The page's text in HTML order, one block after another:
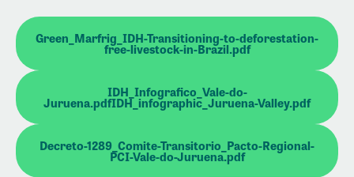
Green_Marfrig_IDH-Transitioning-to-deforestation-
free-livestock-in-Brazil.pdf
IDH_Infografico_Vale-do-
Juruena.pdfIDH_infographic_Juruena-Valley.pdf
Decreto-1289_Comite-Transitorio_Pacto-Regional-
PCI-Vale-do-Juruena.pdf